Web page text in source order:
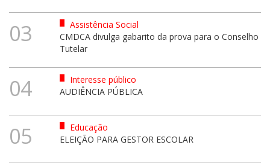
03
Assistência Social
CMDCA divulga gabarito da prova para o Conselho
Tutelar
04
Interesse público
AUDIÊNCIA PÚBLICA
05
Educação
ELEIÇÃO PARA GESTOR ESCOLAR